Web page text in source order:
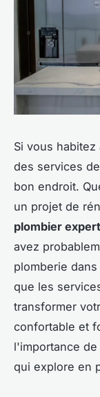
Si vous
des services
bon endroit.
un projet de
plombier expert
avez
plomberie
que les
transformer
confortable et
l'importance
qui explore en